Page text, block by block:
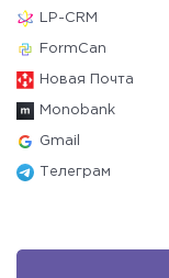
LP-CRM
FormCan
Новая Почта
Monobank
Gmail
Телеграм